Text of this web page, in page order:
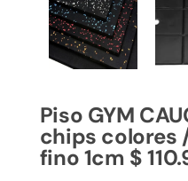
Piso GYM
chips colores
fino 1cm $